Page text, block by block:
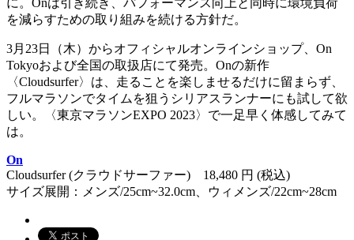
に。Onは引き続き、パフォーマンス向上と同時に環境負荷
を減らすための取り組みを続ける方針だ。
3月23日（木）からオフィシャルオンラインショップ、On
Tokyoおよび全国の取扱店にて発売。Onの新作
〈Cloudsurfer〉は、走ることを楽しませるだけに留まらず、
フルマラソンでタイムを狙うシリアスランナーにも試して欲
しい。〈東京マラソンEXPO 2023〉で一足早く体感してみて
は。
On
Cloudsurfer (クラウドサーファー) 18,480 円 (税込)
サイズ展開：メンズ/25cm~32.0cm、ウィメンズ/22cm~28cm